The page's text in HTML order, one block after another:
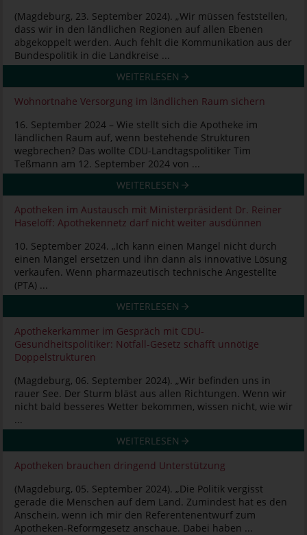
(Magdeburg, 23. September 2024). „Wir müssen feststellen,
dass wir in den ländlichen Regionen auf allen Ebenen
abgekoppelt werden. Auch fehlt die Kommunikation aus der
Bundespolitik in die Landkreise ...
WEITERLESEN
Wohnortnahe Versorgung im ländlichen Raum sichern
16. September 2024 – Wie stellt sich die Apotheke im
ländlichen Raum auf, wenn bestehende Strukturen
wegbrechen? Das wollte CDU-Landtagspolitiker Tim
Teßmann am 12. September 2024 von ...
WEITERLESEN
Apotheken im Austausch mit Ministerpräsident Dr. Reiner
Haseloff: Apothekennetz darf nicht weiter ausdünnen
10. September 2024. „Ich kann einen Mangel nicht durch
einen Mangel ersetzen und ihn dann als innovative Lösung
verkaufen. Wenn pharmazeutisch technische Angestellte
(PTA) ...
WEITERLESEN
Apothekerkammer im Gespräch mit CDU-
Gesundheitspolitiker: Notfall-Gesetz schafft unnötige
Doppelstrukturen
(Magdeburg, 06. September 2024). „Wir befinden uns in
rauer See. Der Sturm bläst aus allen Richtungen. Wenn wir
nicht bald besseres Wetter bekommen, wissen nicht, wie wir
...
WEITERLESEN
Apotheken brauchen dringend Unterstützung
(Magdeburg, 05. September 2024). „Die Politik vergisst
gerade die Menschen auf dem Land. Zumindest hat es den
Anschein, wenn ich mir den Referentenentwurf zum
Apotheken-Reformgesetz anschaue. Dabei haben ...